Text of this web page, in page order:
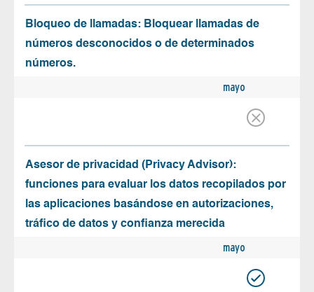
Bloqueo de llamadas: Bloquear llamadas de
números desconocidos o de determinados
números.
mayo
Asesor de privacidad (Privacy Advisor):
funciones para evaluar los datos recopilados por
las aplicaciones basándose en autorizaciones,
tráfico de datos y confianza merecida
mayo